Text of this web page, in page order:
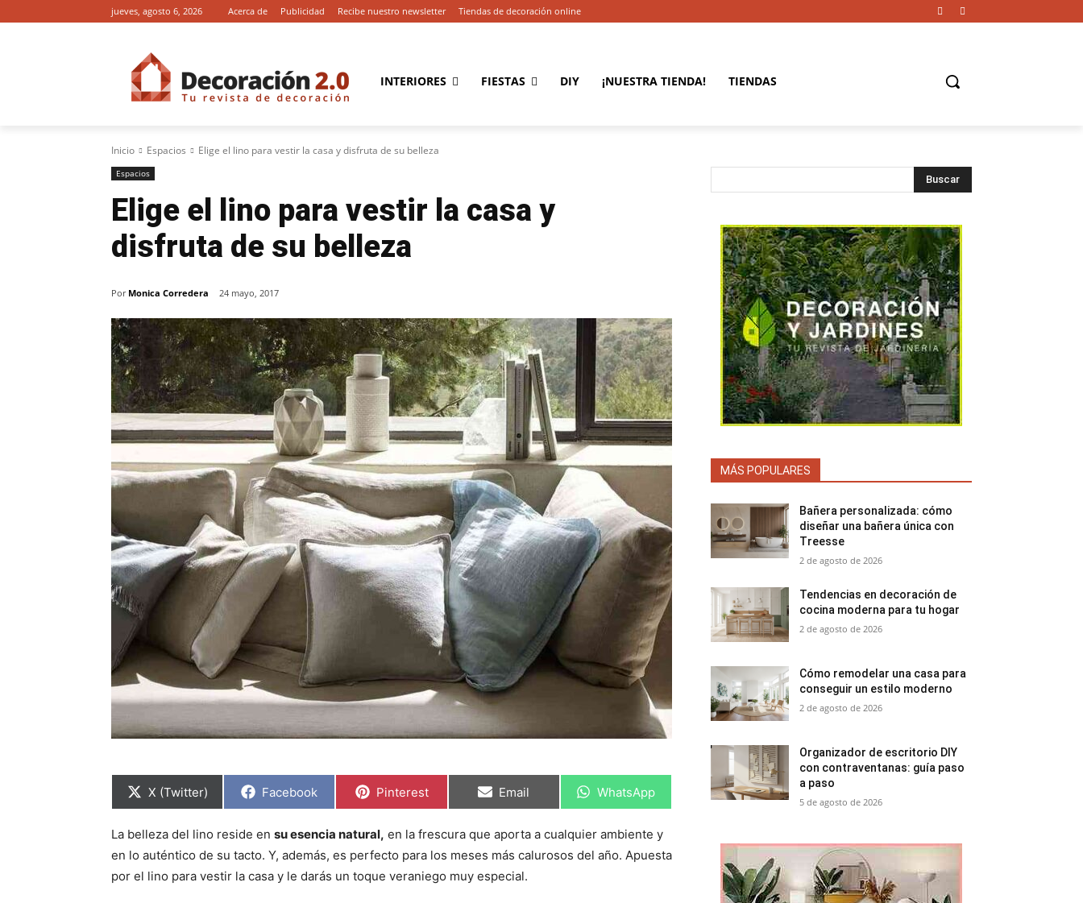
jueves, agosto 6, 2026 Acerca de Publicidad Recibe nuestro newsletter Tiendas de decoración online
INTERIORES FIESTAS DIY ¡NUESTRA TIENDA! TIENDAS
Inicio Espacios Elige el lino para vestir la casa y disfruta de su belleza
Espacios
Elige el lino para vestir la casa y
disfruta de su belleza
Por Monica Corredera 24 mayo, 2017
C
p
a
r
t
i
X (Twitter) C
a
t
i
Facebook C
p
a
r
t
i
Pinterest C
a
r
t
i
Email C
a
r
t
WhatsApp
La belleza del lino reside en su esencia natural, en la frescura que aporta a cualquier ambiente y
en lo auténtico de su tacto. Y, además, es perfecto para los meses más calurosos del año. Apuesta
por el lino para vestir la casa y le darás un toque veraniego muy especial.
Buscar
MÁS POPULARES
Bañera personalizada: cómo
diseñar una bañera única con
Treesse
2 de agosto de 2026
Tendencias en decoración de
cocina moderna para tu hogar
2 de agosto de 2026
Cómo remodelar una casa para
conseguir un estilo moderno
2 de agosto de 2026
Organizador de escritorio DIY
con contraventanas: guía paso
a paso
5 de agosto de 2026